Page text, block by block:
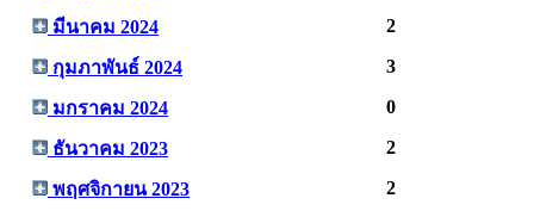
มีนาคม 2024 2
กุมภาพันธ์ 2024 3
มกราคม 2024 0
ธันวาคม 2023 2
พฤศจิกายน 2023 2